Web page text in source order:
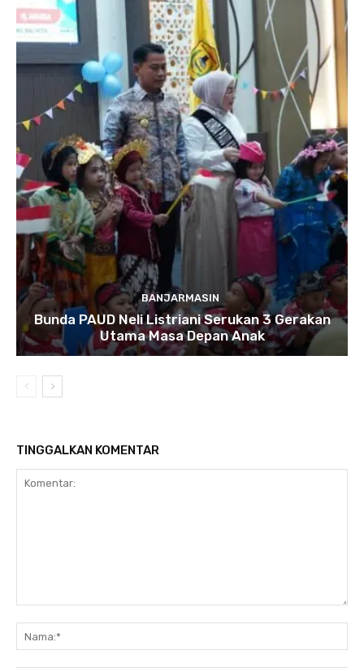
BANJARMASIN
Bunda PAUD Neli Listriani Serukan 3 Gerakan
Utama Masa Depan Anak
TINGGALKAN KOMENTAR